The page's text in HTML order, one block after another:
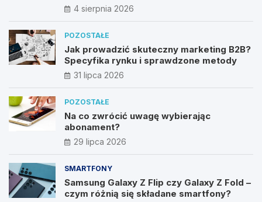
4 sierpnia 2026
POZOSTAŁE
Jak prowadzić skuteczny marketing B2B?
Specyfika rynku i sprawdzone metody
31 lipca 2026
POZOSTAŁE
Na co zwrócić uwagę wybierając
abonament?
29 lipca 2026
SMARTFONY
Samsung Galaxy Z Flip czy Galaxy Z Fold –
czym różnią się składane smartfony?